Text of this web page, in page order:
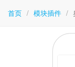
首页 / 模块插件 /